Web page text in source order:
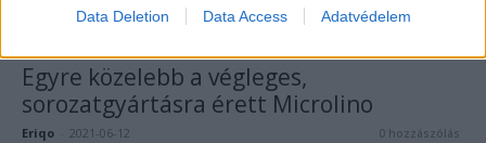
Data Deletion Data Access Adatvédelem
Egyre közelebb a végleges,
sorozatgyártásra érett Microlino
Eriqo 2021-06-12 0 hozzászólás